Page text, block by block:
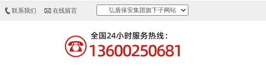
联系我们 在线留言 弘盾保安集团旗下子网站